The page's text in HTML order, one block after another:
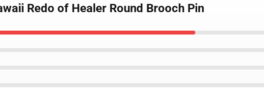
Redo of Healer Round Brooch Pin